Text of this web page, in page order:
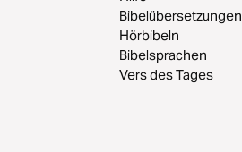
Bibelübersetzungen
Hörbibeln
Bibelsprachen
Vers des Tages